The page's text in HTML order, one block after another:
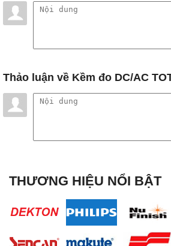
Thảo luận về Kềm đo DC/AC
THƯƠNG HIỆU NỔI BẬT